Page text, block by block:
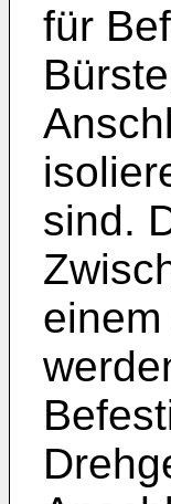
für
sind.